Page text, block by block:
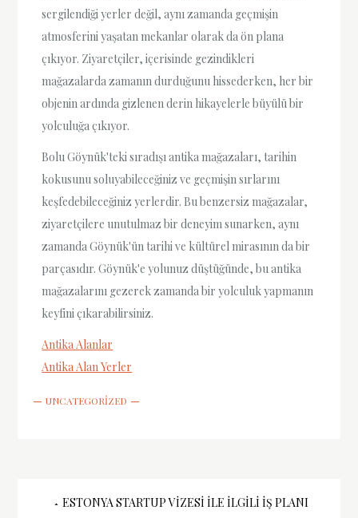
sergilendiği yerler değil, aynı zamanda geçmişin
atmosferini yaşatan mekanlar olarak da ön plana
çıkıyor. Ziyaretçiler, içerisinde gezindikleri
mağazalarda zamanın durduğunu hissederken, her bir
objenin ardında gizlenen derin hikayelerle büyülü bir
yolculuğa çıkıyor.
Bolu Göynük'teki sıradışı antika mağazaları, tarihin
kokusunu soluyabileceğiniz ve geçmişin sırlarını
keşfedebileceğiniz yerlerdir. Bu benzersiz mağazalar,
ziyaretçilere unutulmaz bir deneyim sunarken, aynı
zamanda Göynük'ün tarihi ve kültürel mirasının da bir
parçasıdır. Göynük'e yolunuz düştüğünde, bu antika
mağazalarını gezerek zamanda bir yolculuk yapmanın
keyfini çıkarabilirsiniz.
Antika Alanlar
Antika Alan Yerler
UNCATEGORIZED
ESTONYA STARTUP VIZESI İLE İLGILI İŞ PLANI